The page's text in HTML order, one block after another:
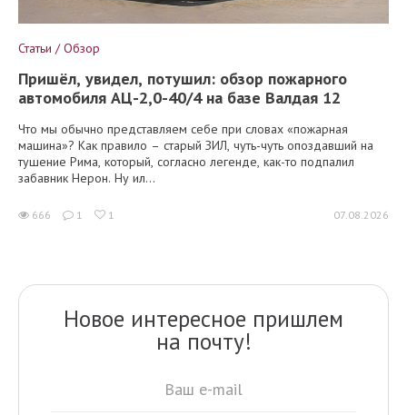
Статьи / Обзор
Пришёл, увидел, потушил: обзор пожарного
автомобиля АЦ-2,0-40/4 на базе Валдая 12
Что мы обычно представляем себе при словах «пожарная
машина»? Как правило – старый ЗИЛ, чуть-чуть опоздавший на
тушение Рима, который, согласно легенде, как-то подпалил
забавник Нерон. Ну ил...
666 1 1 07.08.2026
Новое интересное пришлем
на почту!